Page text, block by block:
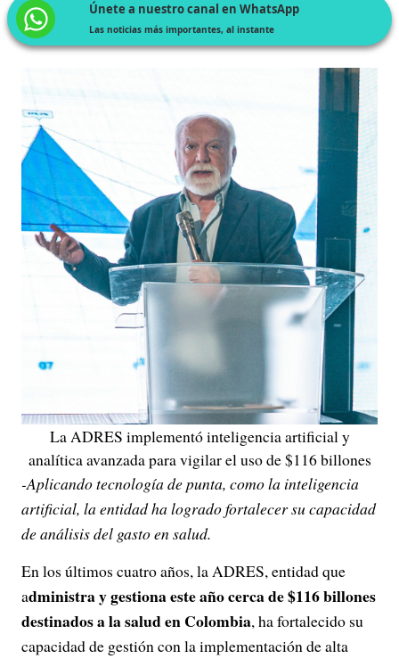
Únete a nuestro canal en WhatsApp
Las noticias más importantes, al instante
La ADRES implementó inteligencia artificial y
analítica avanzada para vigilar el uso de $116 billones
-Aplicando tecnología de punta, como la inteligencia
artificial, la entidad ha logrado fortalecer su capacidad
de análisis del gasto en salud.
En los últimos cuatro años, la ADRES, entidad que
administra y gestiona este año cerca de $116 billones
destinados a la salud en Colombia, ha fortalecido su
capacidad de gestión con la implementación de alta